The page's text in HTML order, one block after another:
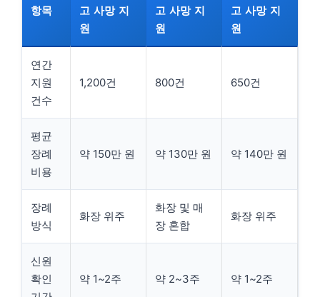
항목
고 사망 지
원
고 사망 지
원
고 사망 지
원
연간
지원
건수
1,200건 800건 650건
평균
장례
비용
약 150만 원 약 130만 원 약 140만 원
장례
방식
화장 위주
화장 및 매
장 혼합
화장 위주
신원
확인
약 1~2주 약 2~3주 약 1~2주